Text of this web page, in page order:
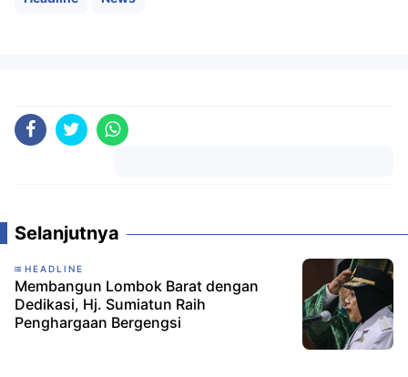
Selanjutnya
HEADLINE
Membangun Lombok Barat dengan
Dedikasi, Hj. Sumiatun Raih
Penghargaan Bergengsi